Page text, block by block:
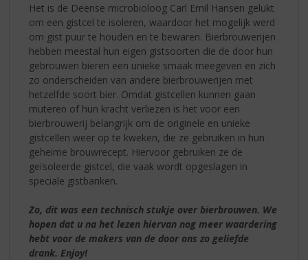
Het is de Deense microbioloog Carl Emil Hansen gelukt
om een gistcel te isoleren, waardoor het mogelijk werd
om gist puur te houden en te bewaren. Bierbrouwerijen
hebben meestal hun eigen gistsoorten die de door hun
gebrouwen bieren een unieke smaak meegeven en zich
zo onderscheiden van andere bierbrouwerijen met
hetzelfde soort bier. Omdat gistcellen kunnen gaan
muteren of hun kracht verliezen is het voor een
bierbrouwerij belangrijk om de originele en unieke
gistcellen weer op te kweken, die ze gebruiken in hun
geheime brouwrecept. Hiervoor gebruiken ze de
geïsoleerde gistcel, die vaak wordt opgeslagen in
speciale gistbanken.
Zo, dit was een technisch stukje over bierbrouwen. We
hopen dat u na het lezen hiervan nog meer waardering
hebt voor de makers van de door ons zo geliefde
drank. Enjoy!